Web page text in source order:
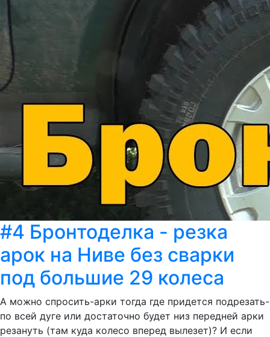
#4 Бронтоделка - резка
арок на Ниве без сварки
под большие 29 колеса
А можно спросить-арки тогда где придется подрезать-
по всей дуге или достаточно будет низ передней арки
резануть (там куда колесо вперед вылезет)? И если